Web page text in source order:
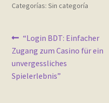
Finalizar compra
Frequently Questions
Home shop 2 – restaurant
Categorías: Sin categoría
Navegación
de
entradas
Anterior:
“Login BDT: Einfacher
Zugang zum Casino für ein
unvergessliches
Spielerlebnis”